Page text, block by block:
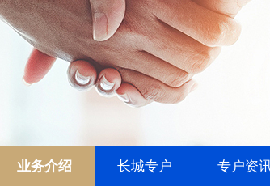
业务介绍 长城专户 专户资